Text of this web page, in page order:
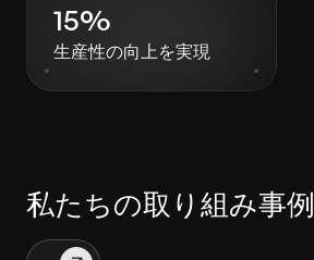
15%
生産性の向上を実現
私たちの取り組み事例